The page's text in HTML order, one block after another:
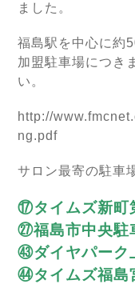
ました。
福島駅を中心に約
加盟駐車場につき
い。
http://
ng.pdf
サロン最寄の駐車
⑰タイムズ新町
㉗福島市中央駐
㊸ダイヤパーク
㊹タイムズ福島